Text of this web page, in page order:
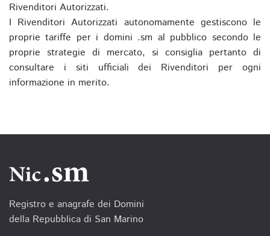
Rivenditori Autorizzati.
I Rivenditori Autorizzati autonomamente gestiscono le
proprie tariffe per i domini .sm al pubblico secondo le
proprie strategie di mercato, si consiglia pertanto di
consultare i siti ufficiali dei Rivenditori per ogni
informazione in merito.
Registro e anagrafe dei Domini
della Repubblica di San Marino